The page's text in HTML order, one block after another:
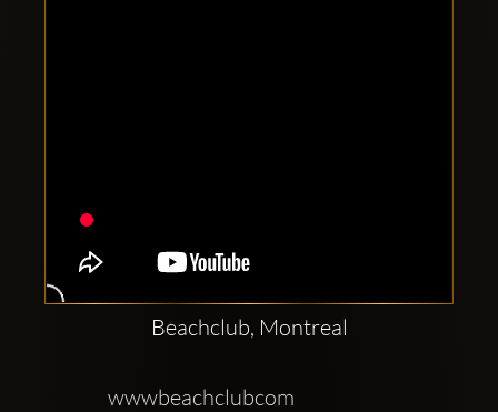
соцсетях:
Beachclub, Montreal
wwwbeachclubcom